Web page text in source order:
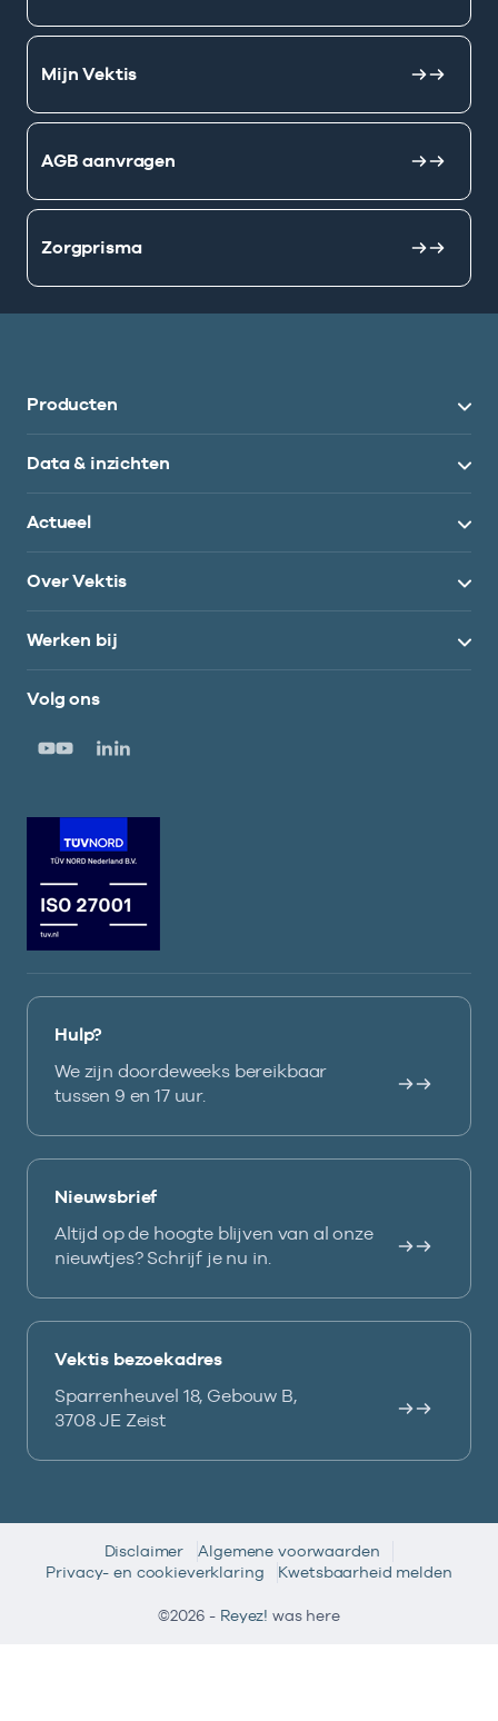
Mijn Vektis
AGB aanvragen
Zorgprisma
Producten
Data & inzichten
Actueel
Over Vektis
Werken bij
Volg ons
Hulp?
We zijn doordeweeks bereikbaar
tussen 9 en 17 uur.
Nieuwsbrief
Altijd op de hoogte blijven van al onze
nieuwtjes? Schrijf je nu in.
Vektis bezoekadres
Sparrenheuvel 18, Gebouw B,
3708 JE Zeist
Disclaimer
Algemene voorwaarden
Privacy- en cookieverklaring
Kwetsbaarheid melden
©2026 - Reyez! was here